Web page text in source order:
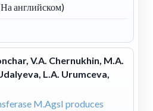
английском)
V.A. Chernukhin, M.A.
L.A. Urumceva,
M.AgsI produces